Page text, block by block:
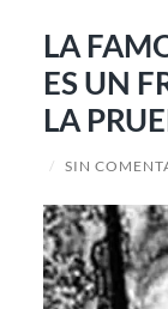
LA
ES UN
LA
/ SIN